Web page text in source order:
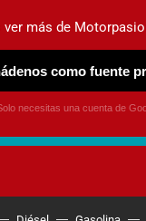
ver más de
como fuente
necesitas una cuenta de